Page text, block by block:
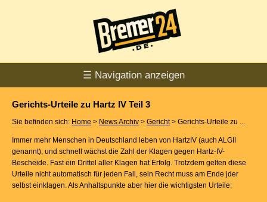
☰ Navigation anzeigen
Gerichts-Urteile zu Hartz IV Teil 3
Sie befinden sich: Home > News Archiv > Gericht> Gerichts-Urteile zu ...
Immer mehr Menschen in Deutschland leben von HartzIV (auch ALGII
genannt), und schnell wächst die Zahl der Klagen gegen Hartz-IV-
Bescheide. Fast ein Drittel aller Klagen hat Erfolg. Trotzdem gelten diese
Urteile nicht automatisch für jeden Fall, sein Recht muss am Ende jder
selbst einklagen. Als Anhaltspunkte aber hier die wichtigsten Urteile: